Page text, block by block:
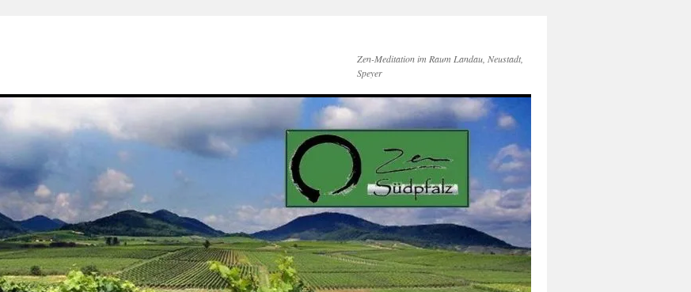
Zen-Meditation im Raum Landau, Neustadt,
Speyer